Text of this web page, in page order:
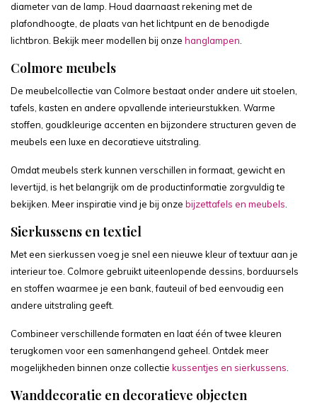
diameter van de lamp. Houd daarnaast rekening met de
plafondhoogte, de plaats van het lichtpunt en de benodigde
lichtbron. Bekijk meer modellen bij onze hanglampen
Colmore meubels
De meubelcollectie van Colmore bestaat onder andere uit stoelen,
tafels, kasten en andere opvallende interieurstukken. Warme
stoffen, goudkleurige accenten en bijzondere structuren geven de
meubels een luxe en decoratieve uitstraling.
Omdat meubels sterk kunnen verschillen in formaat, gewicht en
levertijd, is het belangrijk om de productinformatie zorgvuldig te
bekijken. Meer inspiratie vind je bij onze bijzettafels en meubels
Sierkussens en textiel
Met een sierkussen voeg je snel een nieuwe kleur of textuur aan je
interieur toe. Colmore gebruikt uiteenlopende dessins, borduursels
en stoffen waarmee je een bank, fauteuil of bed eenvoudig een
andere uitstraling geeft.
Combineer verschillende formaten en laat één of twee kleuren
terugkomen voor een samenhangend geheel. Ontdek meer
mogelijkheden binnen onze collectie kussentjes en sierkussens
Wanddecoratie en decoratieve objecten